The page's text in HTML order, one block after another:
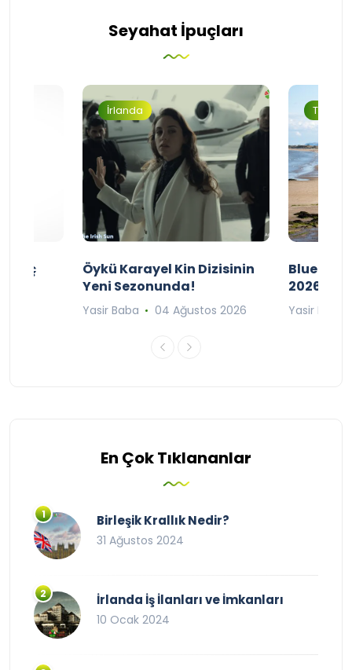
Seyahat İpuçları
Maç
İrlanda
Öykü Karayel Kin Dizisinin
Yeni Sezonunda!
Yasir Baba 04 Ağustos 2026
Turizm
Blue
2026
Yasir Baba
En Çok Tıklananlar
Birleşik Krallık Nedir?
31 Ağustos 2024
İrlanda İş İlanları ve İmkanları
10 Ocak 2024